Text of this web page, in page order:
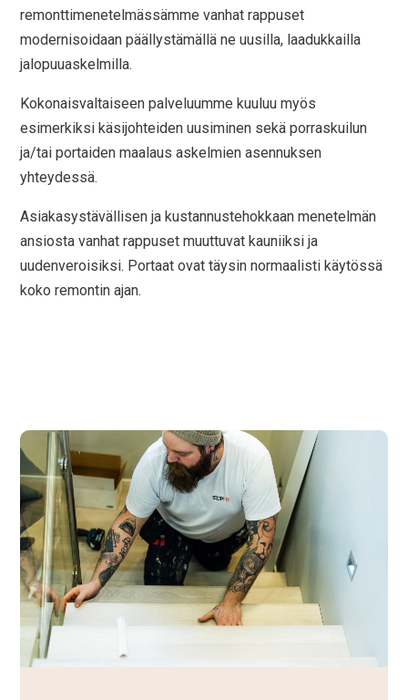
remonttimenetelmässämme vanhat rappuset
modernisoidaan päällystämällä ne uusilla, laadukkailla
jalopuuaskelmilla.
Kokonaisvaltaiseen palveluumme kuuluu myös
esimerkiksi käsijohteiden uusiminen sekä porraskuilun
ja/tai portaiden maalaus askelmien asennuksen
yhteydessä.
Asiakasystävällisen ja kustannustehokkaan menetelmän
ansiosta vanhat rappuset muuttuvat kauniiksi ja
uudenveroisiksi. Portaat ovat täysin normaalisti käytössä
koko remontin ajan.